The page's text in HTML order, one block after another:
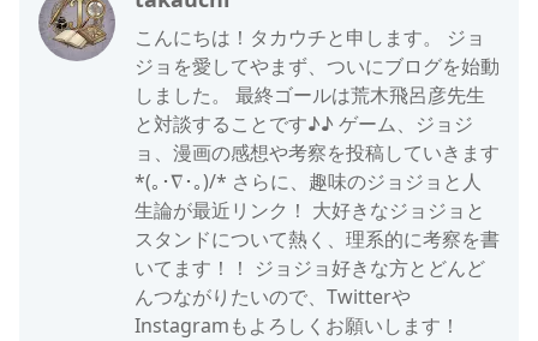
こんにちは！タカウチと申します。 ジョ
ジョを愛してやまず、ついにブログを始動
しました。 最終ゴールは荒木飛呂彦先生
と対談することです♪♪ ゲーム、ジョジ
ョ、漫画の感想や考察を投稿していきます
*(｡･∇･｡)/* さらに、趣味のジョジョと人
生論が最近リンク！ 大好きなジョジョと
スタンドについて熱く、理系的に考察を書
いてます！！ ジョジョ好きな方とどんど
んつながりたいので、Twitterや
Instagramもよろしくお願いします！